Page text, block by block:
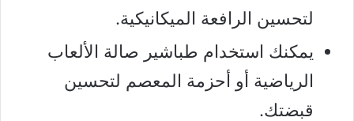
لتحسين الرافعة الميكانيكية.
يمكنك استخدام طباشير صالة الألعاب
الرياضية أو أحزمة المعصم لتحسين
قبضتك.